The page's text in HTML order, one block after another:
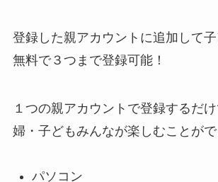
登録した親アカウントに追加して
無料で３つまで登録可能！
１つの親アカウントで登録するだ
婦・子どもみんなが楽しむことが
パソコン